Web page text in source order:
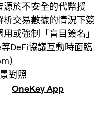
源於不安全的代幣授
交易數據的情況下簽
或強制「盲目簽名」
DeFi協議互動時面臨
）
對照
OneKey App